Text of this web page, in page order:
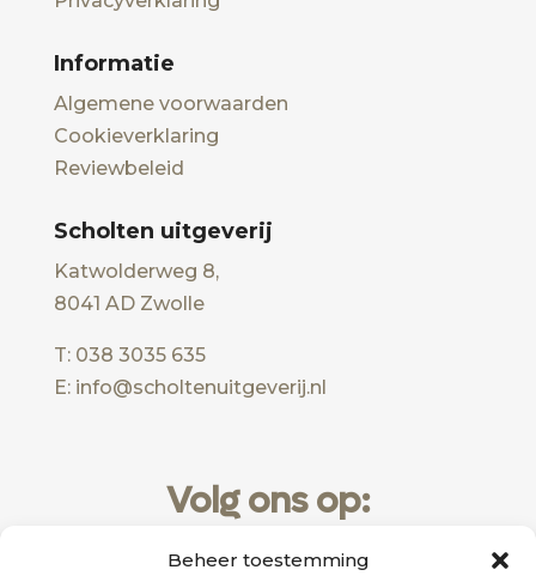
Beheer toestemming
Informatie
Algemene voorwaarden
Cookieverklaring
Reviewbeleid
Scholten uitgeverij
Katwolderweg 8,
8041 AD Zwolle
T: 038 3035 635
E: info@scholtenuitgeverij.nl
Volg ons op: